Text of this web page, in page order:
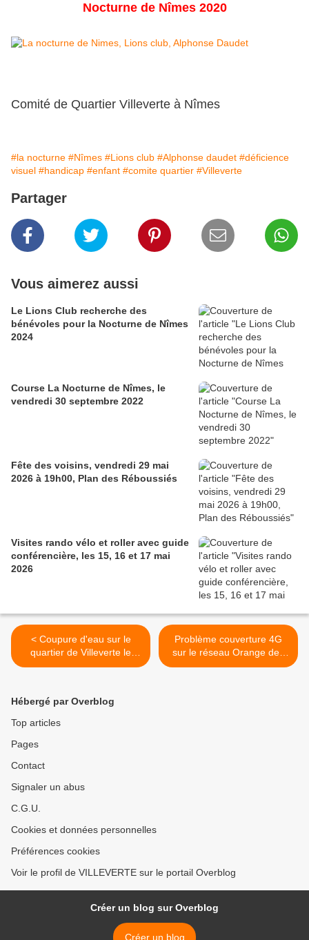
Nocturne de Nîmes 2020
Comité de Quartier Villeverte à Nîmes
#la nocturne #Nîmes #Lions club #Alphonse daudet #déficience
visuel #handicap #enfant #comite quartier #Villeverte
Partager
Vous aimerez aussi
Le Lions Club recherche des
bénévoles pour la Nocturne de Nîmes
2024
Course La Nocturne de Nîmes, le
vendredi 30 septembre 2022
Fête des voisins, vendredi 29 mai
2026 à 19h00, Plan des Réboussiés
Visites rando vélo et roller avec guide
conférencière, les 15, 16 et 17 mai
2026
< Coupure d'eau sur le
quartier de Villeverte le
jeudi 8 octobre 2020
Problème couverture 4G
sur le réseau Orange des
téléphones portables sur
Hébergé par Overblog
Top articles
Pages
Contact
Signaler un abus
C.G.U.
Cookies et données personnelles
Préférences cookies
Voir le profil de VILLEVERTE sur le portail Overblog
Créer un blog sur Overblog
Créer un blog